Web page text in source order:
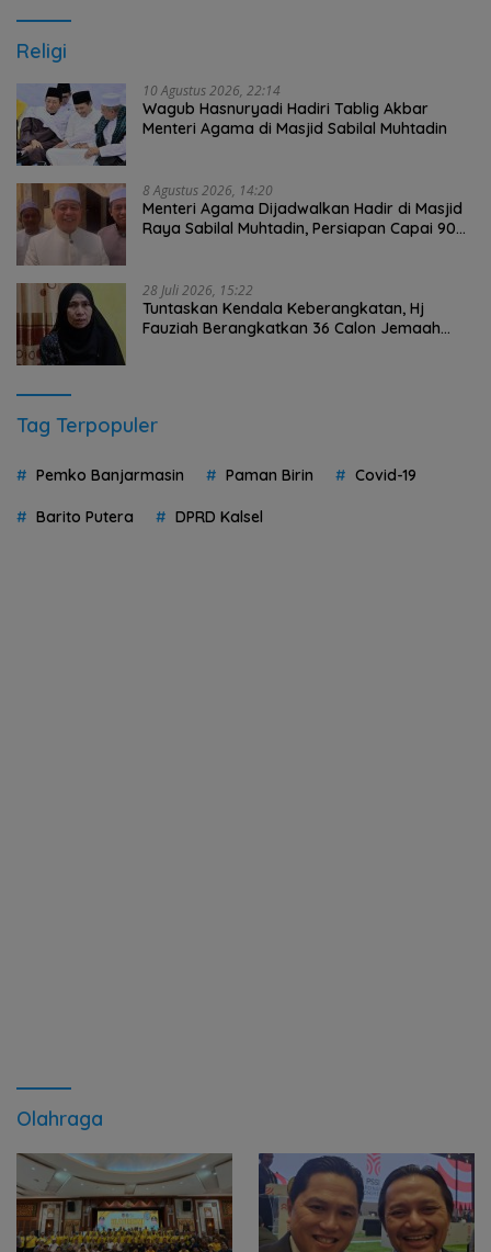
Religi
10 Agustus 2026, 22:14
Wagub Hasnuryadi Hadiri Tablig Akbar
Menteri Agama di Masjid Sabilal Muhtadin
8 Agustus 2026, 14:20
Menteri Agama Dijadwalkan Hadir di Masjid
Raya Sabilal Muhtadin, Persiapan Capai 90
28 Juli 2026, 15:22
Tuntaskan Kendala Keberangkatan, Hj
Fauziah Berangkatkan 36 Calon Jemaah
Tag Terpopuler
Pemko Banjarmasin Paman Birin Covid-19
Barito Putera DPRD Kalsel
Olahraga